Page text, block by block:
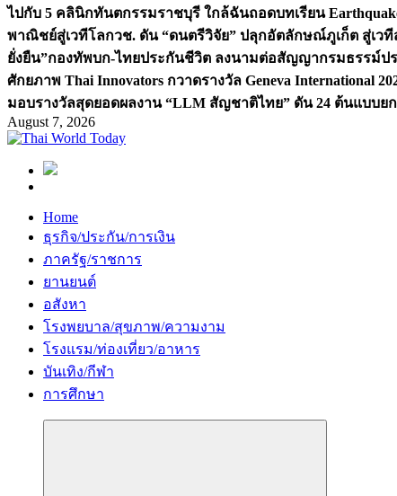
ไปกับ 5 คลินิกทันตกรรมราชบุรี ใกล้ฉันถอดบทเรียน
พาณิชย์สู่เวทีโลกวช. ดัน “ดนตรีวิจัย” ปลุกอัตลักษณ์ภูเก็ต สู่เว
ยั่งยืน”กองทัพบก-ไทยประกันชีวิต ลงนามต่อสัญญากรมธรรม์ป
ศักยภาพ Thai Innovators กวาดรางวัล Geneva International
มอบรางวัลสุดยอดผลงาน “LLM สัญชาติไทย” ดัน 24 ต้นแบบย
August 7, 2026
Home
ธุรกิจ/ประกัน/การเงิน
ภาครัฐ/ราชการ
ยานยนต์
อสังหา
โรงพยบาล/สุขภาพ/ความงาม
โรงแรม/ท่องเที่ยว/อาหาร
บันเทิง/กีฬา
การศึกษา